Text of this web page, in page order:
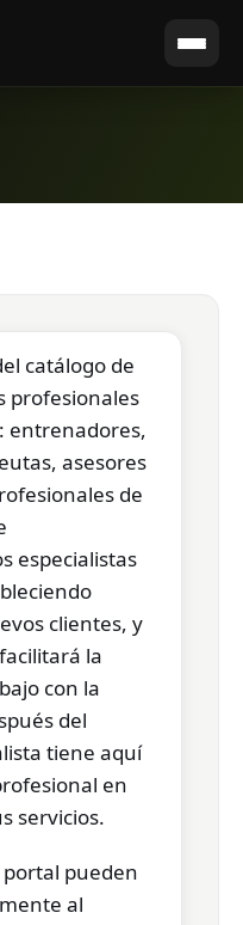
catálogo de
profesionales
entrenadores,
asesores
de
especialistas
clientes, y
la
con la
del
tiene aquí
en
servicios.
portal pueden
al